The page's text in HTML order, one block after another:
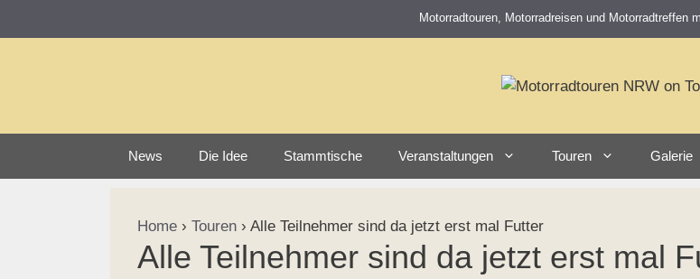
Motorradtouren, Motorradreisen und Motorradtreffen
News Die Idee Stammtische Veranstaltungen Touren Galerie
Home › Touren › Alle Teilnehmer sind da jetzt erst mal Futter
Alle Teilnehmer sind da jetzt erst mal